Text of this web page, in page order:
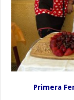
Primera